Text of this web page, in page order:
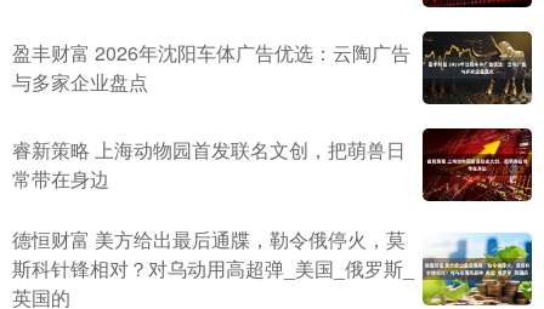
盈丰财富 2026年沈阳车体广告优选：云陶广告
与多家企业盘点
睿新策略 上海动物园首发联名文创，把萌兽日
常带在身边
德恒财富 美方给出最后通牒，勒令俄停火，莫
斯科针锋相对？对乌动用高超弹_美国_俄罗斯_
英国的